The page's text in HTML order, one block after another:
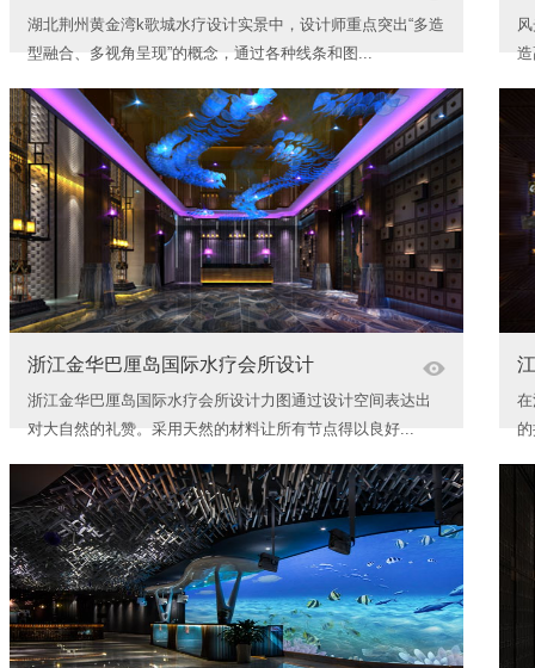
湖北荆州黄金湾k歌城水疗设计实景中，设计师重点突出“多造
型融合、多视角呈现”的概念，通过各种线条和图...
浙江金华巴厘岛国际水疗会所设计
浙江金华巴厘岛国际水疗会所设计力图通过设计空间表达出
对大自然的礼赞。采用天然的材料让所有节点得以良好...